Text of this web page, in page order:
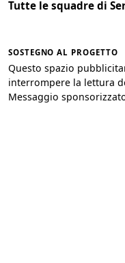
Tutte le squadre di
SOSTEGNO AL PROGETTO
Questo spazio
interrompere la lettura
Messaggio